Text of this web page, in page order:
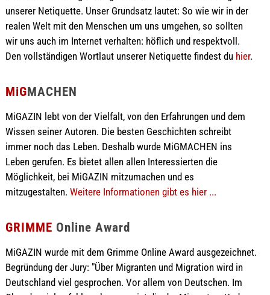
unserer Netiquette. Unser Grundsatz lautet: So wie wir in der
realen Welt mit den Menschen um uns umgehen, so sollten
wir uns auch im Internet verhalten: höflich und respektvoll.
Den vollständigen Wortlaut unserer Netiquette findest du hier.
MiGMACHEN
MiGAZIN lebt von der Vielfalt, von den Erfahrungen und dem
Wissen seiner Autoren. Die besten Geschichten schreibt
immer noch das Leben. Deshalb wurde MiGMACHEN ins
Leben gerufen. Es bietet allen allen Interessierten die
Möglichkeit, bei MiGAZIN mitzumachen und es
mitzugestalten. Weitere Informationen gibt es hier ...
GRIMME Online Award
MiGAZIN wurde mit dem Grimme Online Award ausgezeichnet.
Begründung der Jury: "Über Migranten und Migration wird in
Deutschland viel gesprochen. Vor allem von Deutschen. Im